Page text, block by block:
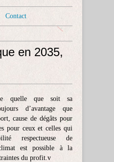
Contact
en 2035,
quelle que soit sa
d’avantage que
cause de dégâts pour
pour ceux et celles qui
respectueuse de
est possible à la
du profit.v